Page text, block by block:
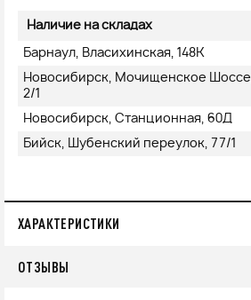
Наличие на складах
Барнаул, Власихинская, 148К
Новосибирск, Мочищенское Шоссе,
2/1
Новосибирск, Станционная, 60Д
Бийск, Шубенский переулок, 77/1
ХАРАКТЕРИСТИКИ
ОТЗЫВЫ